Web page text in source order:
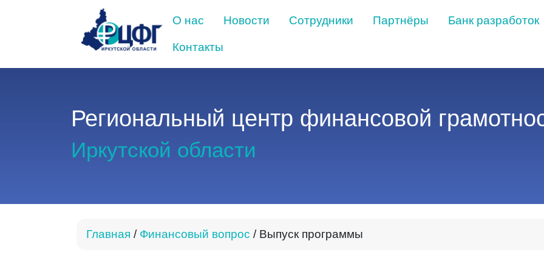
О нас Новости Сотрудники Партнёры Банк разработок
Контакты
Региональный центр финансовой
Иркутской области
Главная / Финансовый вопрос / Выпуск программы